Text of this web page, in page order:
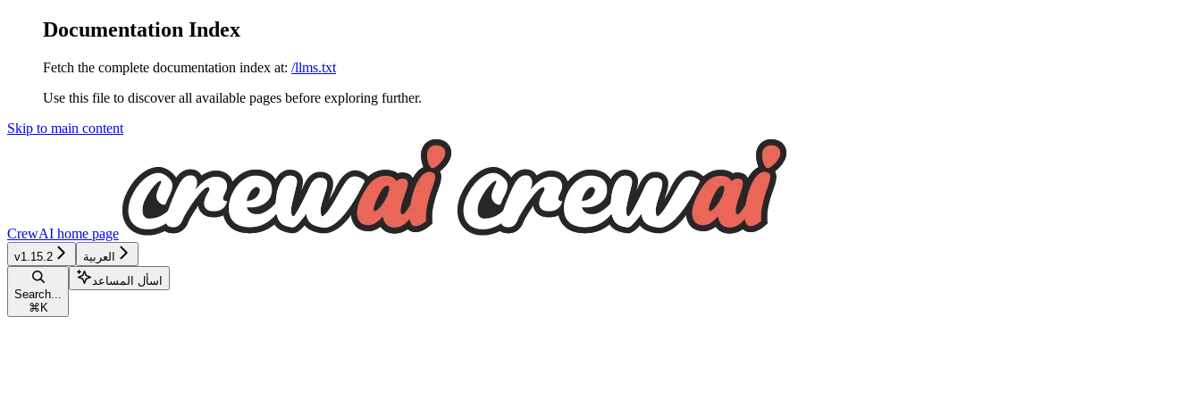
Documentation Index
Fetch the complete documentation index at: /llms.txt
Use this file to discover all available pages before exploring further.
Skip to main content
CrewAI home page
v1.15.2 العربية
Search...
⌘ K
اسأل المساعد